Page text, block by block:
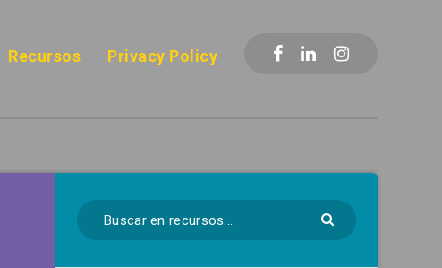
Recursos Privacy Policy